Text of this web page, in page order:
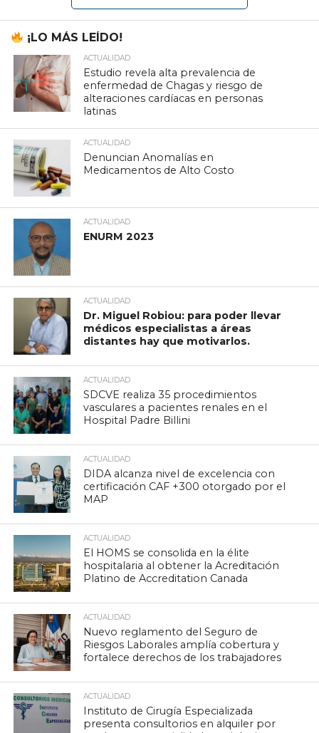
¡LO MÁS LEÍDO!
ACTUALIDAD
Estudio revela alta prevalencia de
enfermedad de Chagas y riesgo de
alteraciones cardíacas en personas
latinas
ACTUALIDAD
Denuncian Anomalías en
Medicamentos de Alto Costo
ACTUALIDAD
ENURM 2023
ACTUALIDAD
Dr. Miguel Robiou: para poder llevar
médicos especialistas a áreas
distantes hay que motivarlos.
ACTUALIDAD
SDCVE realiza 35 procedimientos
vasculares a pacientes renales en el
Hospital Padre Billini
ACTUALIDAD
DIDA alcanza nivel de excelencia con
certificación CAF +300 otorgado por el
MAP
ACTUALIDAD
El HOMS se consolida en la élite
hospitalaria al obtener la Acreditación
Platino de Accreditation Canada
ACTUALIDAD
Nuevo reglamento del Seguro de
Riesgos Laborales amplía cobertura y
fortalece derechos de los trabajadores
ACTUALIDAD
Instituto de Cirugía Especializada
presenta consultorios en alquiler por